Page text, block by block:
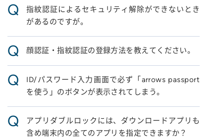
Q
指紋認証によるセキュリティ解除ができないとき
があるのですが。
Q 顔認証・指紋認証の登録方法を教えてください。
Q
ID/パスワード入力画面で必ず「arrows passport
を使う」のボタンが表示されてしまう。
Q
アプリダブルロックには、ダウンロードアプリも
含め端末内の全てのアプリを指定できますか？